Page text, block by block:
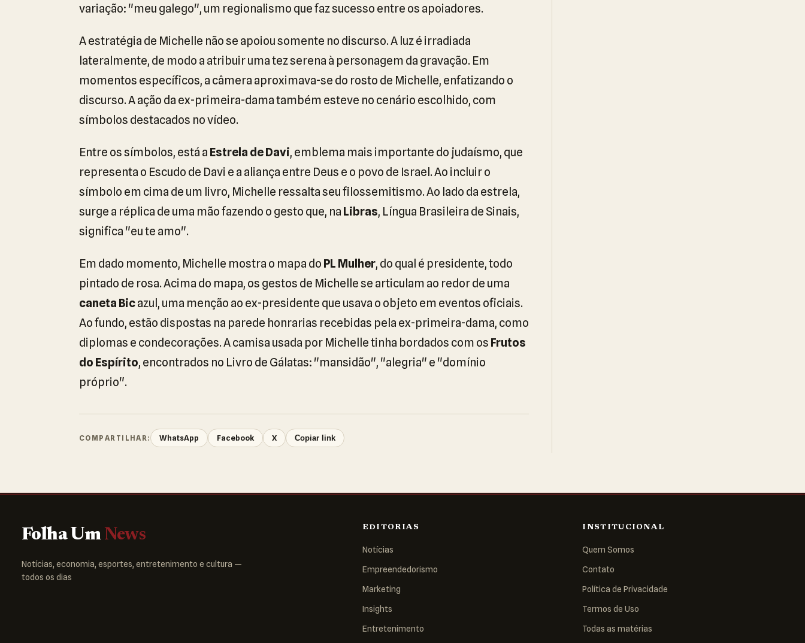
variação: "meu galego", um regionalismo que faz sucesso entre os apoiadores.
A estratégia de Michelle não se apoiou somente no discurso. A luz é irradiada
lateralmente, de modo a atribuir uma tez serena à personagem da gravação. Em
momentos específicos, a câmera aproximava-se do rosto de Michelle, enfatizando o
discurso. A ação da ex-primeira-dama também esteve no cenário escolhido, com
símbolos destacados no vídeo.
Entre os símbolos, está a Estrela de Davi, emblema mais importante do judaísmo, que
representa o Escudo de Davi e a aliança entre Deus e o povo de Israel. Ao incluir o
símbolo em cima de um livro, Michelle ressalta seu filossemitismo. Ao lado da estrela,
surge a réplica de uma mão fazendo o gesto que, na Libras, Língua Brasileira de Sinais,
significa "eu te amo".
Em dado momento, Michelle mostra o mapa do PL Mulher, do qual é presidente, todo
pintado de rosa. Acima do mapa, os gestos de Michelle se articulam ao redor de uma
caneta Bicazul, uma menção ao ex-presidente que usava o objeto em eventos oficiais.
Ao fundo, estão dispostas na parede honrarias recebidas pela ex-primeira-dama, como
diplomas e condecorações. A camisa usada por Michelle tinha bordados com os Frutos
do Espírito, encontrados no Livro de Gálatas: "mansidão", "alegria" e "domínio
próprio".
COMPARTILHAR: WhatsApp Facebook X Copiar link
Folha Um News
Notícias, economia, esportes, entretenimento e cultura —
todos os dias
EDITORIAS
Notícias
Empreendedorismo
Marketing
Insights
Entretenimento
INSTITUCIONAL
Quem Somos
Contato
Política de Privacidade
Termos de Uso
Todas as matérias